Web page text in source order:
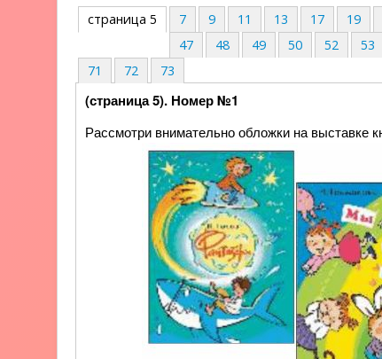
страница 5 7 9 11 13 17 19
47
48 49 50 52 53
71
72 73
(страница 5). Номер №1
Рассмотри внимательно обложки на выставке